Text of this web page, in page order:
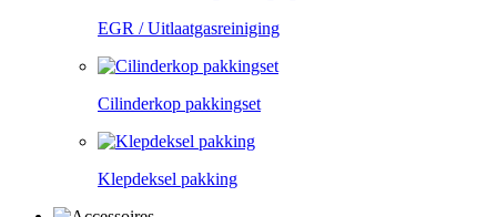
EGR / Uitlaatgasreiniging
Cilinderkop pakkingset
Klepdeksel pakking